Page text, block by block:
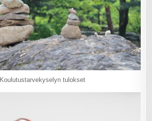
Koulutustarvekyselyn tulokset